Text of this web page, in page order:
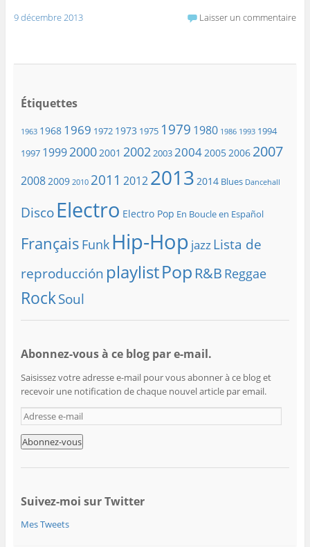
9 décembre 2013 Laisser un commentaire
Étiquettes
1963 1968 1969 1972 1973 1975 1979 1980 1986 1993 1994
1997 199920002001 20022003200420052006 2007
20082009 2010 2011 20122013 2014 Blues Dancehall
Disco Electro Electro Pop En Boucle en Español
Français Funk Hip-Hop jazzLista de
reproducción playlistPop R&B Reggae
RockSoul
Abonnez-vous à ce blog par e-mail.
Saisissez votre adresse e-mail pour vous abonner à ce blog et
recevoir une notification de chaque nouvel article par email.
A
d
r
s
e
-
Suivez-moi sur Twitter
Mes Tweets